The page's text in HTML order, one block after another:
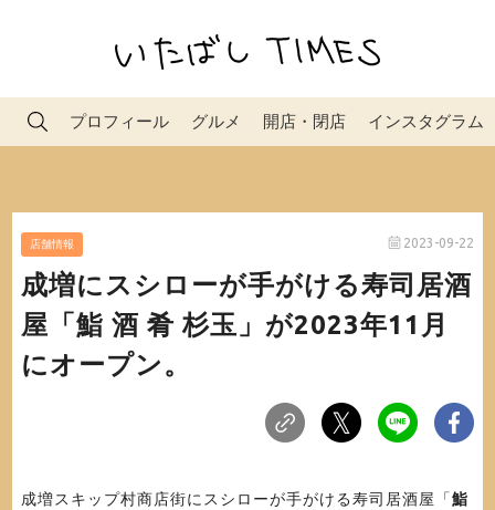
プロフィール グルメ 開店・閉店 インスタグラム
店舗情報 2023-09-22
成増にスシローが手がける寿司居酒
屋「鮨 酒 肴 杉玉」が2023年11月
にオープン。
成増スキップ村商店街にスシローが手がける寿司居酒屋「鮨